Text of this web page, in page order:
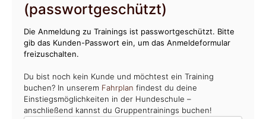
(passwortgeschützt)
Die Anmeldung zu Trainings ist passwortgeschützt. Bitte
gib das Kunden-Passwort ein, um das Anmeldeformular
freizuschalten.
Du bist noch kein Kunde und möchtest ein Training
buchen? In unserem Fahrplan findest du deine
Einstiegsmöglichkeiten in der Hundeschule –
anschließend kannst du Gruppentrainings buchen!